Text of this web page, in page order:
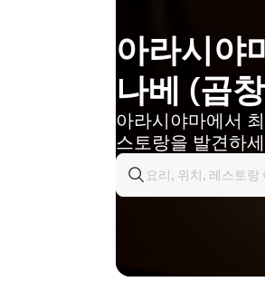
아라시야
나베 (곱
아라시야마에서
스토랑을 발견하